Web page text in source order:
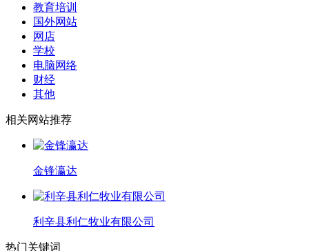
教育培训
国外网站
网店
学校
电脑网络
财经
其他
相关网站推荐
金锋瀛达
利辛县利仁牧业有限公司
热门关键词